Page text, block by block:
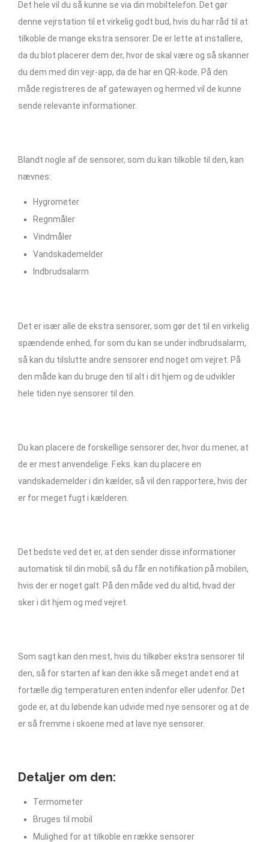
Det hele vil du så kunne se via din mobiltelefon. Det gør
denne vejrstation til et virkelig godt bud, hvis du har råd til at
tilkoble de mange ekstra sensorer. De er lette at installere,
da du blot placerer dem der, hvor de skal være og så skanner
du dem med din vejr-app, da de har en QR-kode. På den
måde registreres de af gatewayen og hermed vil de kunne
sende relevante informationer.
Blandt nogle af de sensorer, som du kan tilkoble til den, kan
nævnes:
Hygrometer
Regnmåler
Vindmåler
Vandskademelder
Indbrudsalarm
Det er især alle de ekstra sensorer, som gør det til en virkelig
spændende enhed, for som du kan se under indbrudsalarm,
så kan du tilslutte andre sensorer end noget om vejret. På
den måde kan du bruge den til alt i dit hjem og de udvikler
hele tiden nye sensorer til den.
Du kan placere de forskellige sensorer der, hvor du mener, at
de er mest anvendelige. F.eks. kan du placere en
vandskademelder i din kælder, så vil den rapportere, hvis der
er for meget fugt i kælderen.
Det bedste ved det er, at den sender disse informationer
automatisk til din mobil, så du får en notifikation på mobilen,
hvis der er noget galt. På den måde ved du altid, hvad der
sker i dit hjem og med vejret.
Som sagt kan den mest, hvis du tilkøber ekstra sensorer til
den, så for starten af kan den ikke så meget andet end at
fortælle dig temperaturen enten indenfor eller udenfor. Det
gode er, at du løbende kan udvide med nye sensorer og at de
er så fremme i skoene med at lave nye sensorer.
Detaljer om den:
Termometer
Bruges til mobil
Mulighed for at tilkoble en række sensorer